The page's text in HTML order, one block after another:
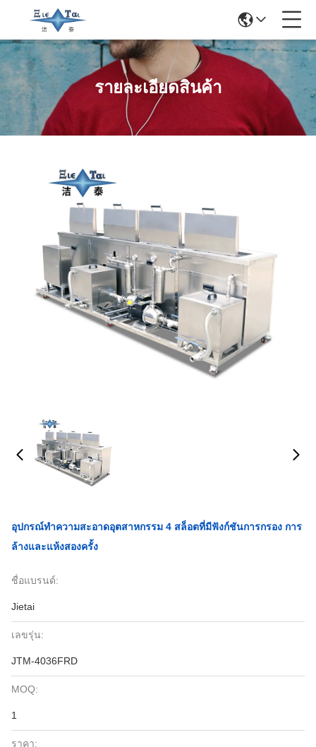
รายละเอียดสินค้า
อุปกรณ์ทําความสะอาดอุตสาหกรรม 4 สล็อตที่มีฟังก์ชันการกรอง การ
ล้างและแห้งสองครั้ง
ชื่อแบรนด์:
Jietai
เลขรุ่น:
JTM-4036FRD
MOQ:
1
ราคา: